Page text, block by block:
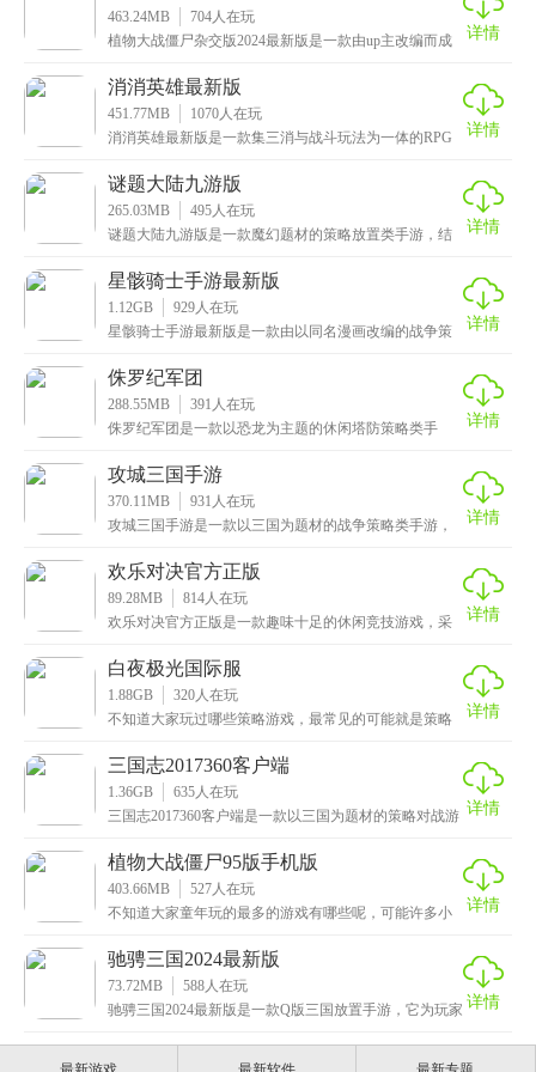
463.24MB 704人在玩
植物大战僵尸杂交版2024最新版是一款由up主改编而成
详情
消消英雄最新版
451.77MB 1070人在玩
消消英雄最新版是一款集三消与战斗玩法为一体的RPG
趣
详情
谜题大陆九游版
265.03MB 495人在玩
谜题大陆九游版是一款魔幻题材的策略放置类手游，结
五种
详情
星骸骑士手游最新版
1.12GB 929人在玩
星骸骑士手游最新版是一款由以同名漫画改编的战争策
搭配
详情
侏罗纪军团
288.55MB 391 人在玩
侏罗纪军团是一款以恐龙为主题的休闲塔防策略类手
回侏罗
详情
攻城三国手游
370.11MB 931 人在玩
攻城三国手游是一款以三国为题材的战争策略类手游，
人心
详情
欢乐对决官方正版
89.28MB 814人在玩
欢乐对决官方正版是一款趣味十足的休闲竞技游戏，采
的背
详情
白夜极光国际服
1.88GB 320人在玩
不知道大家玩过哪些策略游戏，最常见的可能就是策略
国际
详情
三国志2017360客户端
1.36GB 635人在玩
三国志2017360客户端是一款以三国为题材的策略对战游 详情
植物大战僵尸95版手机版
403.66MB 527人在玩
不知道大家童年玩的最多的游戏有哪些呢，可能许多小
物大
详情
驰骋三国2024最新版
73.72MB 588人在玩
驰骋三国2024最新版是一款Q版三国放置手游，它为玩家 详情